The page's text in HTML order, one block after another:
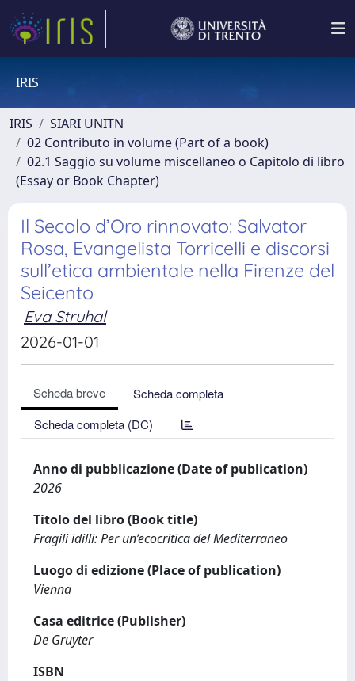
IRIS
IRIS
SIARI UNITN
02 Contributo in volume (Part of a book)
02.1 Saggio su volume miscellaneo o Capitolo di libro
(Essay or Book Chapter)
Il Secolo d’Oro rinnovato: Salvator
Rosa, Evangelista Torricelli e discorsi
sull’etica ambientale nella Firenze del
Seicento
Eva Struhal
2026-01-01
Scheda breve
Scheda completa
Scheda completa (DC)
Anno di pubblicazione (Date of publication)
2026
Titolo del libro (Book title)
Fragili idilli: Per un’ecocritica del Mediterraneo
Luogo di edizione (Place of publication)
Vienna
Casa editrice (Publisher)
De Gruyter
ISBN